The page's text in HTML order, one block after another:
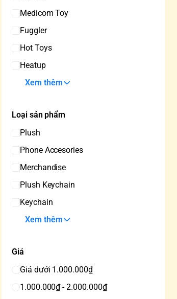
Giá
Giá dưới 1.000.000₫
1.000.000₫ - 2.000.000₫
Medicom Toy
Fuggler
Hot Toys
Heatup
Xem thêm
Loại sản phẩm
Plush
Phone Accesories
Merchandise
Plush Keychain
Keychain
Xem thêm